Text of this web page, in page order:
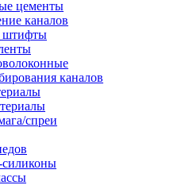
цементы
каналов
штифты
каналов
спреи